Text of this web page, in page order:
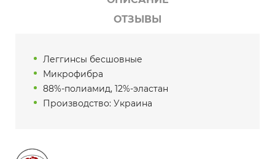
ОТЗЫВЫ
Леггинсы бесшовные
Микрофибра
88%-полиамид, 12%-эластан
Производство: Украина